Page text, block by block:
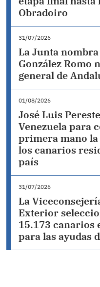
Obradoiro
31/07/2026
La Junta
González Romo
general de
01/08/2026
José Luis
Venezuela para
primera mano
los canarios
país
31/07/2026
La
Exterior
15.173 canarios
para las ayudas